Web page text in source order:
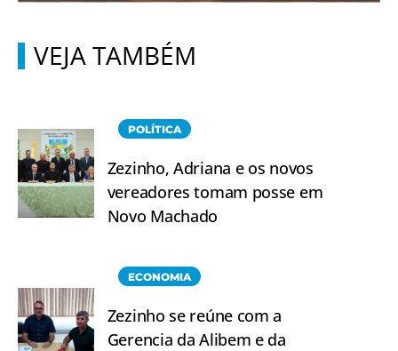
VEJA TAMBÉM
POLÍTICA
Zezinho, Adriana e os novos
vereadores tomam posse em
Novo Machado
ECONOMIA
Zezinho se reúne com a
Gerencia da Alibem e da